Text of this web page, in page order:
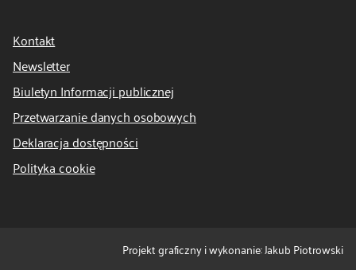
Kontakt
Newsletter
Biuletyn Informacji publicznej
Przetwarzanie danych osobowych
Deklaracja dostępności
Polityka cookie
Projekt graficzny i wykonanie: Jakub Piotrowski